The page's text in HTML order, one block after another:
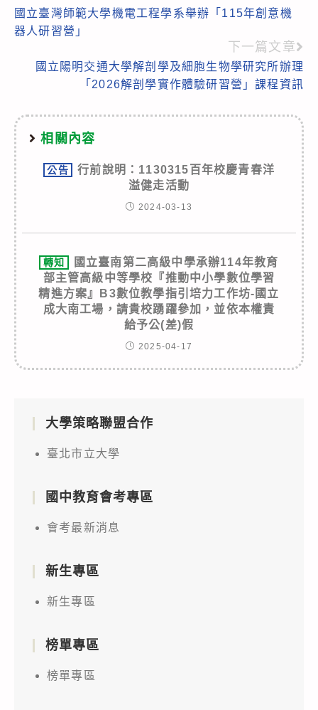
more
國立臺灣師範大學機電工程學系舉辦「115年創意機
器人研習營」
下一篇文章
國立陽明交通大學解剖學及細胞生物學研究所辦理
「2026解剖學實作體驗研習營」課程資訊
相關內容
公告
行前說明：1130315百年校慶青春洋
溢健走活動
2024-03-13
轉知
國立臺南第二高級中學承辦114年教育
部主管高級中等學校『推動中小學數位學習
精進方案』B3數位教學指引培力工作坊-國立
成大南工場，請貴校踴躍參加，並依本權責
給予公(差)假
2025-04-17
大學策略聯盟合作
臺北市立大學
國中教育會考專區
會考最新消息
新生專區
新生專區
榜單專區
榜單專區